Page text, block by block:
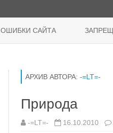
ОШИБКИ САЙТА
АРХИВ АВТОРА:-=LT=-
Природа
-=LT=- 16.10.2010